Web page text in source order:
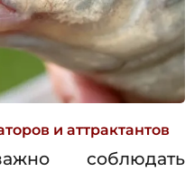
и аттрактантов
соблюдать